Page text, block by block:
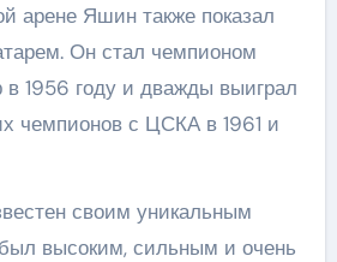
арене Яшин также показал
Он стал чемпионом
1956 году и дважды выиграл
чемпионов с ЦСКА в 1961 и
своим уникальным
высоким, сильным и очень